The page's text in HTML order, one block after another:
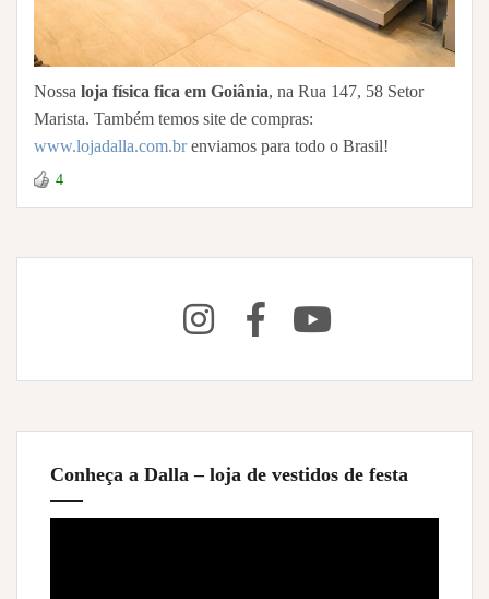
Nossa loja física fica em Goiânia, na Rua 147, 58 Setor
Marista. Também temos site de compras:
www.lojadalla.com.brenviamos para todo o Brasil!
4
Conheça a Dalla – loja de vestidos de festa